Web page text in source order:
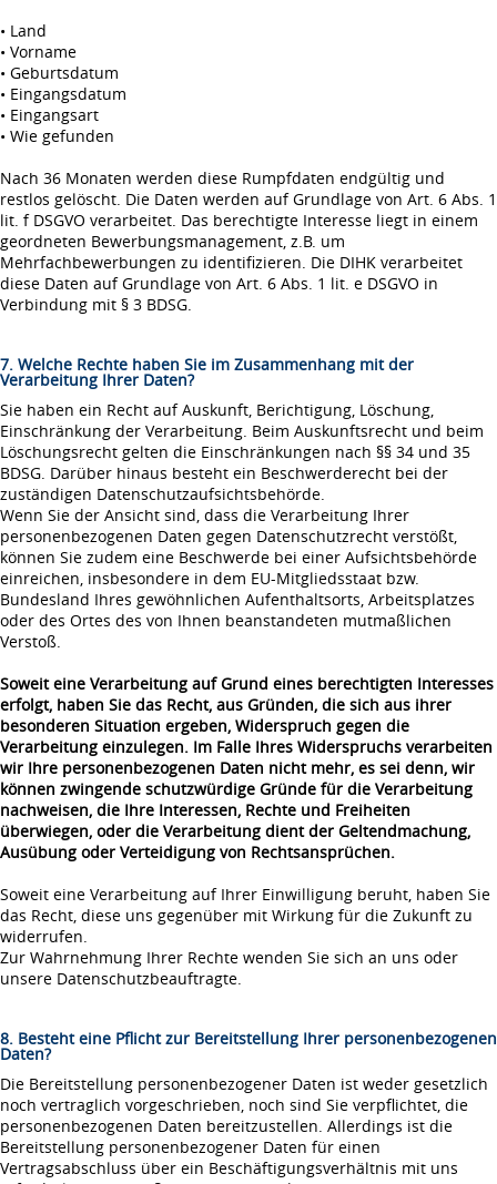
• Land
• Vorname
• Geburtsdatum
• Eingangsdatum
• Eingangsart
• Wie gefunden
Nach 36 Monaten werden diese Rumpfdaten endgültig und
restlos gelöscht. Die Daten werden auf Grundlage von Art. 6 Abs. 1
lit. f DSGVO verarbeitet. Das berechtigte Interesse liegt in einem
geordneten Bewerbungsmanagement, z.B. um
Mehrfachbewerbungen zu identifizieren. Die DIHK verarbeitet
diese Daten auf Grundlage von Art. 6 Abs. 1 lit. e DSGVO in
Verbindung mit § 3 BDSG.
7. Welche Rechte haben Sie im Zusammenhang mit der
Verarbeitung Ihrer Daten?
Sie haben ein Recht auf Auskunft, Berichtigung, Löschung,
Einschränkung der Verarbeitung. Beim Auskunftsrecht und beim
Löschungsrecht gelten die Einschränkungen nach §§ 34 und 35
BDSG. Darüber hinaus besteht ein Beschwerderecht bei der
zuständigen Datenschutzaufsichtsbehörde.
Wenn Sie der Ansicht sind, dass die Verarbeitung Ihrer
personenbezogenen Daten gegen Datenschutzrecht verstößt,
können Sie zudem eine Beschwerde bei einer Aufsichtsbehörde
einreichen, insbesondere in dem EU-Mitgliedsstaat bzw.
Bundesland Ihres gewöhnlichen Aufenthaltsorts, Arbeitsplatzes
oder des Ortes des von Ihnen beanstandeten mutmaßlichen
Verstoß.
Soweit eine Verarbeitung auf Grund eines berechtigten Interesses
erfolgt, haben Sie das Recht, aus Gründen, die sich aus ihrer
besonderen Situation ergeben, Widerspruch gegen die
Verarbeitung einzulegen. Im Falle Ihres Widerspruchs verarbeiten
wir Ihre personenbezogenen Daten nicht mehr, es sei denn, wir
können zwingende schutzwürdige Gründe für die Verarbeitung
nachweisen, die Ihre Interessen, Rechte und Freiheiten
überwiegen, oder die Verarbeitung dient der Geltendmachung,
Ausübung oder Verteidigung von Rechtsansprüchen.
Soweit eine Verarbeitung auf Ihrer Einwilligung beruht, haben Sie
das Recht, diese uns gegenüber mit Wirkung für die Zukunft zu
widerrufen.
Zur Wahrnehmung Ihrer Rechte wenden Sie sich an uns oder
unsere Datenschutzbeauftragte.
8. Besteht eine Pflicht zur Bereitstellung Ihrer personenbezogenen
Daten?
Die Bereitstellung personenbezogener Daten ist weder gesetzlich
noch vertraglich vorgeschrieben, noch sind Sie verpflichtet, die
personenbezogenen Daten bereitzustellen. Allerdings ist die
Bereitstellung personenbezogener Daten für einen
Vertragsabschluss über ein Beschäftigungsverhältnis mit uns